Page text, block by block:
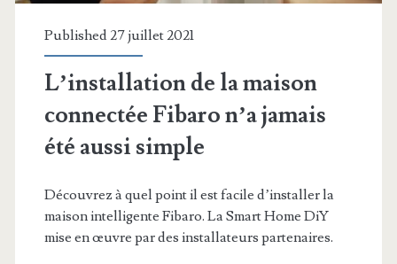
Published 27 juillet 2021
L’installation de la maison
connectée Fibaro n’a jamais
été aussi simple
Découvrez à quel point il est facile d’installer la
maison intelligente Fibaro. La Smart Home DiY
mise en œuvre par des installateurs partenaires.